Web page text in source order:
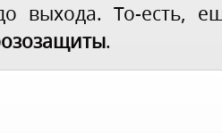
выхода. То-есть,
.